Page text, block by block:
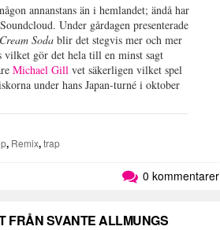
annanstans än i hemlandet; ändå har
Under gårdagen presenterade
Cream Soda blir det stegvis mer och mer
vilket gör det hela till en minst sagt
Michael Gill vet säkerligen vilket spel
under hans Japan-turné i oktober
, Remix,trap
0 kommentarer
FRÅN SVANTE ALLMUNGS